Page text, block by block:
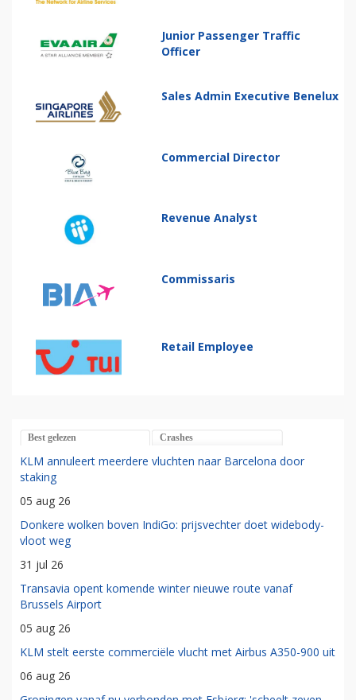
Junior Passenger Traffic
Officer
Sales Admin Executive Benelux
Commercial Director
Revenue Analyst
Commissaris
Retail Employee
Best gelezen Crashes
KLM annuleert meerdere vluchten naar Barcelona door
staking
05 aug 26
Donkere wolken boven IndiGo: prijsvechter doet widebody-
vloot weg
31 jul 26
Transavia opent komende winter nieuwe route vanaf
Brussels Airport
05 aug 26
KLM stelt eerste commerciële vlucht met Airbus A350-900 uit
06 aug 26